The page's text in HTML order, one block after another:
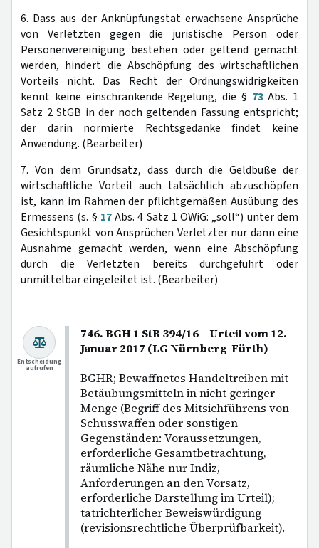
6. Dass aus der Anknüpfungstat erwachsene Ansprüche
von Verletzten gegen die juristische Person oder
Personenvereinigung bestehen oder geltend gemacht
werden, hindert die Abschöpfung des wirtschaftlichen
Vorteils nicht. Das Recht der Ordnungswidrigkeiten
kennt keine einschränkende Regelung, die § 73Abs. 1
Satz 2 StGB in der noch geltenden Fassung entspricht;
der darin normierte Rechtsgedanke findet keine
Anwendung. (Bearbeiter)
7. Von dem Grundsatz, dass durch die Geldbuße der
wirtschaftliche Vorteil auch tatsächlich abzuschöpfen
ist, kann im Rahmen der pflichtgemäßen Ausübung des
Ermessens (s. § 17Abs. 4 Satz 1 OWiG: „soll“) unter dem
Gesichtspunkt von Ansprüchen Verletzter nur dann eine
Ausnahme gemacht werden, wenn eine Abschöpfung
durch die Verletzten bereits durchgeführt oder
unmittelbar eingeleitet ist. (Bearbeiter)
746. BGH 1 StR 394/16 – Urteil vom 12.
Januar 2017 (LG Nürnberg-Fürth)
BGHR; Bewaffnetes Handeltreiben mit
Betäubungsmitteln in nicht geringer
Menge (Begriff des Mitsichführens von
Schusswaffen oder sonstigen
Gegenständen: Voraussetzungen,
erforderliche Gesamtbetrachtung,
räumliche Nähe nur Indiz,
Anforderungen an den Vorsatz,
erforderliche Darstellung im Urteil);
tatrichterlicher Beweiswürdigung
(revisionsrechtliche Überprüfbarkeit).
Entscheidung
aufrufen